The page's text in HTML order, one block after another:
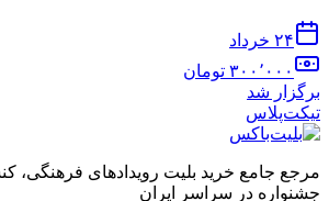
۲۴ خرداد
۳۰۰٬۰۰۰ تومان
برگزار شد
تیکت‌پلاس
مرجع جامع خرید بلیت رویدادهای فرهنگی،
جشنواره در سراسر ایران